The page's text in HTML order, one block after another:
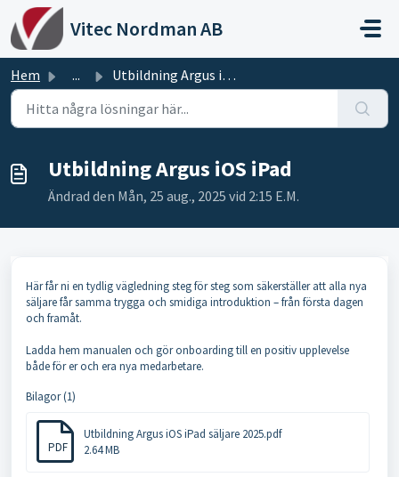
Hoppa över till huvudinnehåll
Vitec Nordman AB
Hem ... Utbildning Argus iOS iPad
Utbildning Argus iOS iPad
Ändrad den Mån, 25 aug., 2025 vid 2:15 E.M.
Här får ni en tydlig vägledning steg för steg som säkerställer att alla nya
säljare får samma trygga och smidiga introduktion – från första dagen
och framåt.
Ladda hem manualen och gör onboarding till en positiv upplevelse
både för er och era nya medarbetare.
Bilagor (1)
PDF
Utbildning Argus iOS iPad säljare 2025.pdf
2.64 MB